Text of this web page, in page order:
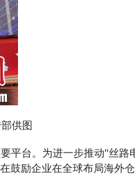
供图
台。为进一步推动“丝路
励企业在全球布局海外